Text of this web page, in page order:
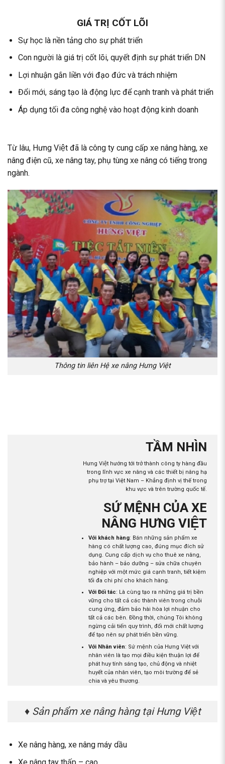
GIÁ TRỊ CỐT LÕI
Sự học là nền tảng cho sự phát triển
Con người là giá trị cốt lõi, quyết định sự phát triển DN
Lợi nhuận gắn liền với đạo đức và trách nhiệm
Đổi mới, sáng tạo là động lực để cạnh tranh và phát triển
Áp dụng tối đa công nghệ vào hoạt động kinh doanh
Từ lâu, Hưng Việt đã là công ty cung cấp xe nâng hàng, xe
nâng điện cũ, xe nâng tay, phụ tùng xe nâng có tiếng trong
ngành.
Thông tin liên Hệ xe nâng Hưng Việt
TẦM NHÌN
Hưng Việt hướng tới trở thành công ty hàng đầu
trong lĩnh vực xe nâng và các thiết bị nâng hạ
phụ trợ tại Việt Nam – Khẳng định vị thế trong
khu vực và trên trường quốc tế.
SỨ MỆNH CỦA XE
NÂNG HƯNG VIỆT
Với khách hàng: Bán những sản phẩm xe
hàng có chất lượng cao, đúng mục đích sử
dụng. Cung cấp dịch vụ cho thuê xe nâng,
bảo hành – bảo dưỡng – sửa chữa chuyên
nghiệp với một mức giá cạnh tranh, tiết kiệm
tối đa chi phí cho khách hàng.
Với Đối tác: Là cùng tạo ra những giá trị bền
vững cho tất cả các thành viên trong chuỗi
cung ứng, đảm bảo hài hòa lợi nhuận cho
tất cả các bên. Đồng thời, chúng Tôi không
ngừng cải tiến quy trình, đổi mới chất lượng
để tạo nên sự phát triển bền vững.
Với Nhân viên: Sứ mệnh của Hưng Việt với
nhân viên là tạo mọi điều kiện thuận lợi để
phát huy tính sáng tạo, chủ động và nhiệt
huyết của nhân viên, tạo môi trường để sẻ
chia và yêu thương.
Với Cộng đồng: Luôn ý thức lợi ích của bản
Việt.
♦ Sản phẩm xe nâng hàng tại Hưng Việt
Xe nâng hàng, xe nâng máy dầu
Xe nâng tay thấp – cao